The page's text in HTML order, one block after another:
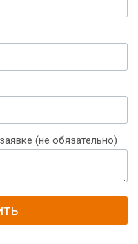
(не обязательно)